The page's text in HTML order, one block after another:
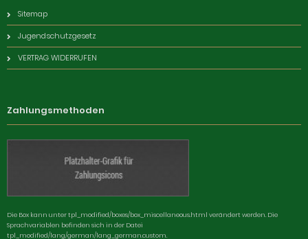
Sitemap
Jugendschutzgesetz
VERTRAG WIDERRUFEN
Zahlungsmethoden
Die Box kann unter tpl_modified/boxes/box_miscellaneous.html verändert werden. Die
Sprachvariablen befinden sich in der Datei
tpl_modified/lang/german/lang_german.custom.